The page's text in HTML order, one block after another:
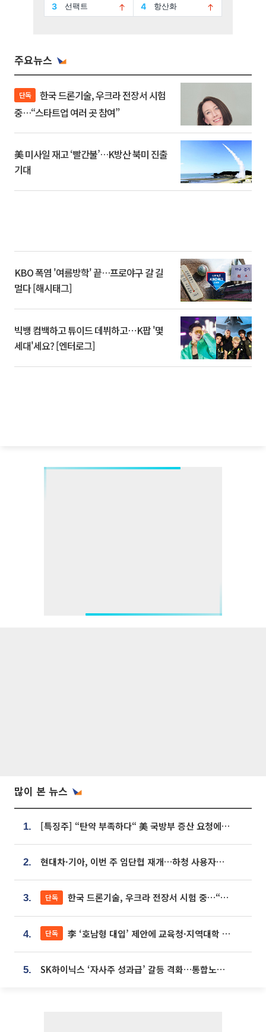
주요뉴스
단독
중…“스타트업 여러 곳 참여”
美 미사일 재고 ‘빨간불’…K방산 북미 진출
기대
KBO 폭염 '여름방학' 끝…프로야구 갈 길
멀다 [해시태그]
빅뱅 컴백하고 튜이드 데뷔하고⋯K팝 '몇
세대'세요? [엔터로그]
많이 본 뉴스
1. [특징주] “탄약 부족하다“ 美 국방부 증산 요청에⋯국내 방산주 급등세
2. 현대차·기아, 이번 주 임단협 재개…하청 사용자성 재심도 ‘변수’
3. 단독 한국 드론기술, 우크라 전장서 시험 중…“스타트업 여러 곳 참여”
4. 단독 李 ‘호남형 대입’ 제안에 교육청·지역대학 서·논술형 입시 연계 '착수'
5. SK하이닉스 ‘자사주 성과급’ 갈등 격화…통합노조 출범 움직임